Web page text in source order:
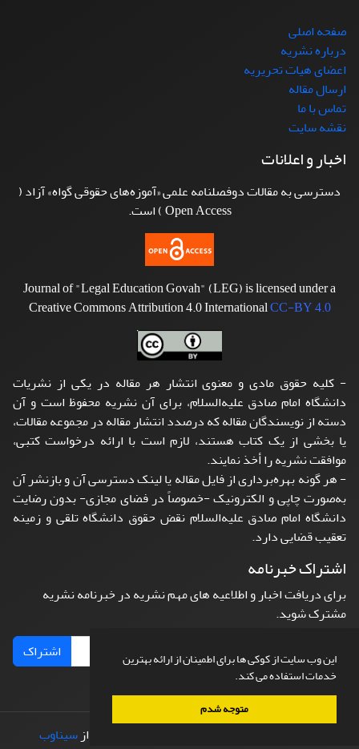
این وب سایت از کوکی ها برای اطمینان از ارائه بهترین
خدمات استفاده می کند.
متوجه شدم
صفحه اصلی
درباره نشریه
اعضای هیات تحریریه
ارسال مقاله
تماس با ما
نقشه سایت
اخبار و اعلانات
دسترسی به مقالات دوفصلنامه علمی «آموزه‌های حقوقی گواه» آزاد (
Open Access ) است.
Journal of "Legal Education Govah" (LEG) is licensed under a
Creative Commons Attribution 4.0 InternationalCC-BY 4.0
- کلیه حقوق مادی و معنوی انتشار هر مقاله در یکی از نشریات
دانشگاه امام صادق علیه‌السلام، برای آن نشریه محفوظ است و آن
دسته از نویسندگان مقاله که درصدد انتشار مقاله در مجموعه مقالات،
یا بخشی از یک کتاب هستند، لازم است با ارائه درخواست کتبی،
موافقت نشریه را أخذ نمایند.
- هر گونه بهره‌برداری از فایل مقاله یا لینک دسترسی آن و بازنشر آن
به‌صورت چاپی و الکترونیک -خصوصاً در فضای مجازی- بدون رضایت
دانشگاه امام صادق علیه‌السلام نقض حقوق دانشگاه تلقی و زمینه
تعقیب قضایی دارد.
اشتراک خبرنامه
برای دریافت اخبار و اطلاعیه های مهم نشریه در خبرنامه نشریه
مشترک شوید.
اشتراک
طراحی و پیاده سازی از سیناوب